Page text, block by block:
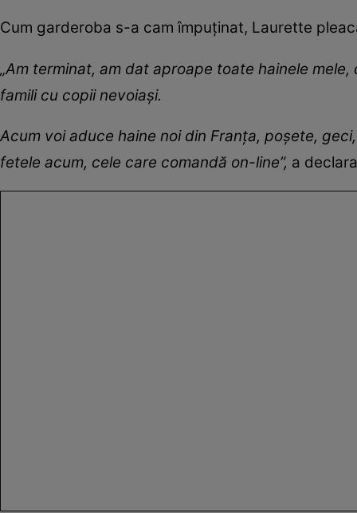
Cum garderoba s-a cam împuținat, Laurette
„Am terminat, am dat aproape toate hainele
famili cu copii nevoiași.
Acum voi aduce haine noi din Franța, poșete,
fetele acum, cele care comandă on-line”, a